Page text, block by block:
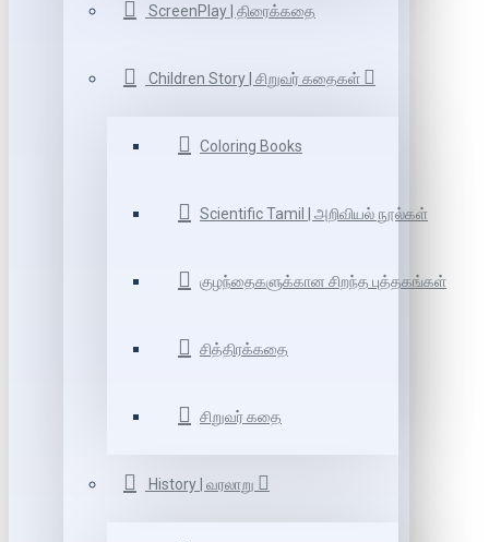
ScreenPlay | திரைக்கதை
Children Story | சிறுவர் கதைகள்
Coloring Books
Scientific Tamil | அறிவியல் நூல்கள்
குழந்தைகளுக்கான சிறந்த புத்தகங்கள்
சித்திரக்கதை
சிறுவர் கதை
History | வரலாறு